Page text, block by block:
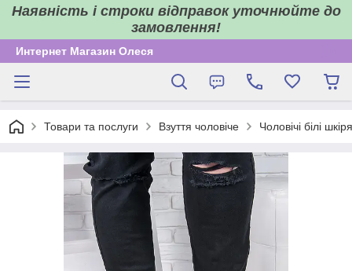
Наявність і строки відправок уточнюйте до
замовлення!
Интернет Магазин Олеся
Товари та послуги Взуття чоловіче Чоловічі білі